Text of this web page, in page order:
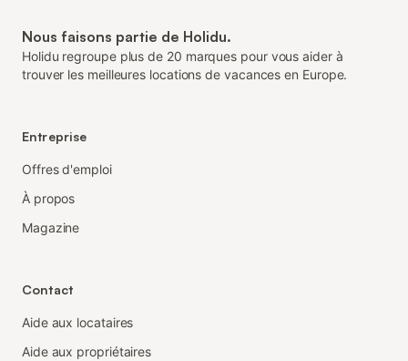
Nous faisons partie de Holidu.
Holidu regroupe plus de 20 marques pour vous aider à
trouver les meilleures locations de vacances en Europe.
Entreprise
Offres d'emploi
À propos
Magazine
Contact
Aide aux locataires
Aide aux propriétaires